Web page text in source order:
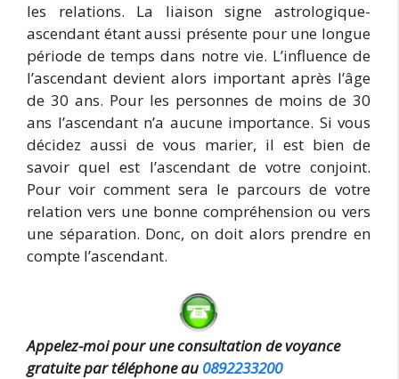
les relations. La liaison signe astrologique-
ascendant étant aussi présente pour une longue
période de temps dans notre vie. L’influence de
l’ascendant devient alors important après l’âge
de 30 ans. Pour les personnes de moins de 30
ans l’ascendant n’a aucune importance. Si vous
décidez aussi de vous marier, il est bien de
savoir quel est l’ascendant de votre conjoint.
Pour voir comment sera le parcours de votre
relation vers une bonne compréhension ou vers
une séparation. Donc, on doit alors prendre en
compte l’ascendant.
Appelez-moi pour une consultation de voyance
gratuite par téléphone au 0892233200